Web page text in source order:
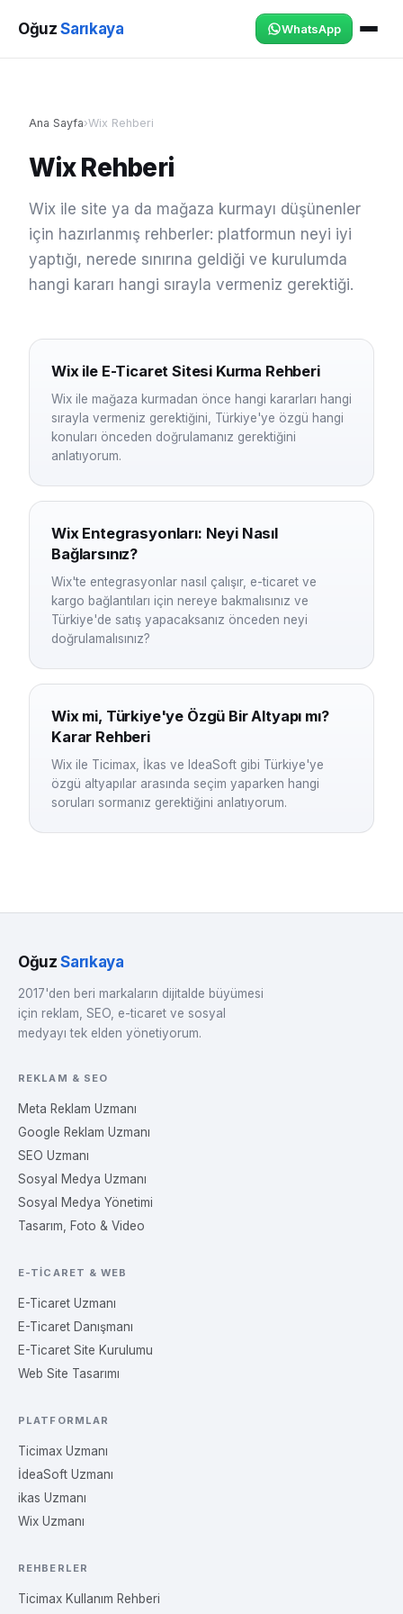
OğuzSarıkaya WhatsApp
Ana Sayfa›Wix Rehberi
Wix Rehberi
Wix ile site ya da mağaza kurmayı düşünenler
için hazırlanmış rehberler: platformun neyi iyi
yaptığı, nerede sınırına geldiği ve kurulumda
hangi kararı hangi sırayla vermeniz gerektiği.
Wix ile E-Ticaret Sitesi Kurma Rehberi
Wix ile mağaza kurmadan önce hangi kararları hangi
sırayla vermeniz gerektiğini, Türkiye'ye özgü hangi
konuları önceden doğrulamanız gerektiğini
anlatıyorum.
Wix Entegrasyonları: Neyi Nasıl
Bağlarsınız?
Wix'te entegrasyonlar nasıl çalışır, e-ticaret ve
kargo bağlantıları için nereye bakmalısınız ve
Türkiye'de satış yapacaksanız önceden neyi
doğrulamalısınız?
Wix mi, Türkiye'ye Özgü Bir Altyapı mı?
Karar Rehberi
Wix ile Ticimax, İkas ve IdeaSoft gibi Türkiye'ye
özgü altyapılar arasında seçim yaparken hangi
soruları sormanız gerektiğini anlatıyorum.
OğuzSarıkaya
2017'den beri markaların dijitalde büyümesi
için reklam, SEO, e-ticaret ve sosyal
medyayı tek elden yönetiyorum.
REKLAM & SEO
Meta Reklam Uzmanı
Google Reklam Uzmanı
SEO Uzmanı
Sosyal Medya Uzmanı
Sosyal Medya Yönetimi
Tasarım, Foto & Video
E-TICARET & WEB
E-Ticaret Uzmanı
E-Ticaret Danışmanı
E-Ticaret Site Kurulumu
Web Site Tasarımı
PLATFORMLAR
Ticimax Uzmanı
İdeaSoft Uzmanı
ikas Uzmanı
Wix Uzmanı
REHBERLER
Ticimax Kullanım Rehberi